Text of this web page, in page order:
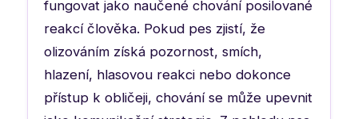
fungovat jako naučené chování posilované
reakcí člověka. Pokud pes zjistí, že
olizováním získá pozornost, smích,
hlazení, hlasovou reakci nebo dokonce
přístup k obličeji, chování se může upevnit